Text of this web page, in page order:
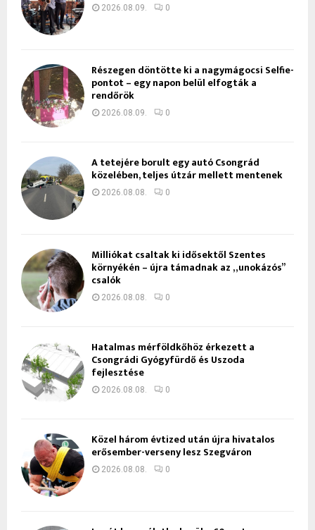
2026.08.09. 0
Részegen döntötte ki a nagymágocsi Selfie-
pontot – egy napon belül elfogták a
rendőrök
2026.08.09. 0
A tetejére borult egy autó Csongrád
közelében, teljes útzár mellett mentenek
2026.08.08. 0
Milliókat csaltak ki idősektől Szentes
környékén – újra támadnak az „unokázós”
csalók
2026.08.08. 0
Hatalmas mérföldkőhöz érkezett a
Csongrádi Gyógyfürdő és Uszoda
fejlesztése
2026.08.08. 0
Közel három évtized után újra hivatalos
erősember-verseny lesz Szegváron
2026.08.08. 0